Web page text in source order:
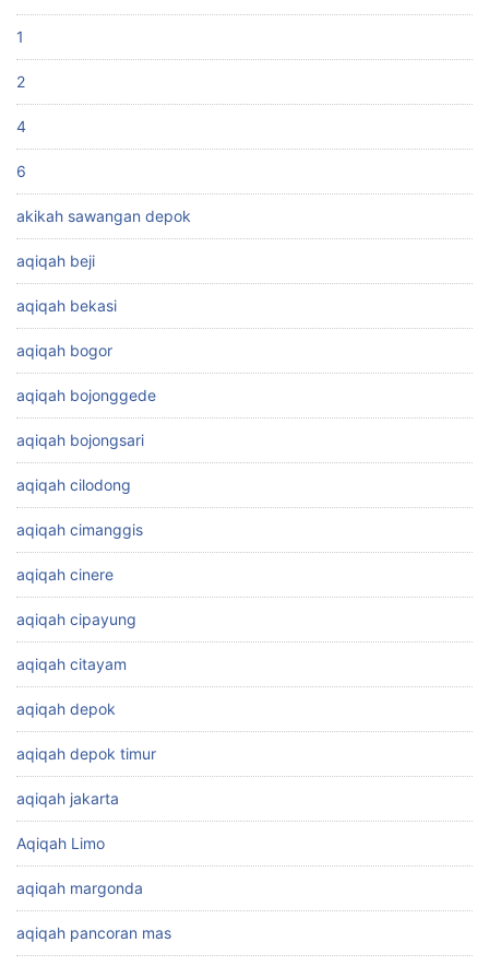
1
2
4
6
akikah sawangan depok
aqiqah beji
aqiqah bekasi
aqiqah bogor
aqiqah bojonggede
aqiqah bojongsari
aqiqah cilodong
aqiqah cimanggis
aqiqah cinere
aqiqah cipayung
aqiqah citayam
aqiqah depok
aqiqah depok timur
aqiqah jakarta
Aqiqah Limo
aqiqah margonda
aqiqah pancoran mas